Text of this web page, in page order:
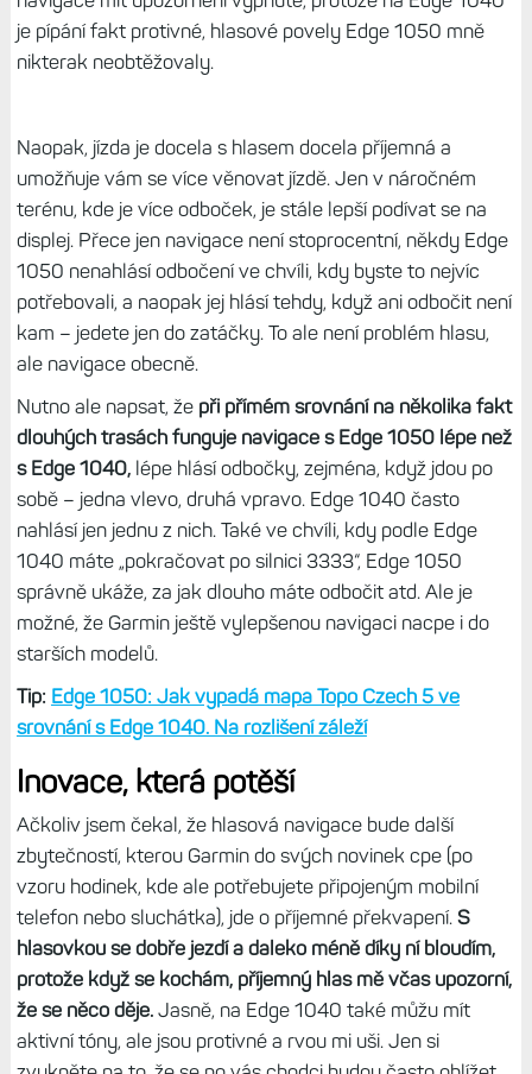
je pípání fakt protivné, hlasové povely Edge 1050 mně
nikterak neobtěžovaly.
Naopak, jízda je docela s hlasem docela příjemná a
umožňuje vám se více věnovat jízdě. Jen v náročném
terénu, kde je více odboček, je stále lepší podívat se na
displej. Přece jen navigace není stoprocentní, někdy Edge
1050 nenahlásí odbočení ve chvíli, kdy byste to nejvíc
potřebovali, a naopak jej hlásí tehdy, když ani odbočit není
kam – jedete jen do zatáčky. To ale není problém hlasu,
ale navigace obecně.
Nutno ale napsat, žepři přímém srovnání na několika fakt
dlouhých trasách funguje navigace s Edge 1050 lépe než
s Edge 1040,
lépe hlásí odbočky, zejména, když jdou po
sobě – jedna vlevo, druhá vpravo. Edge 1040 často
nahlásí jen jednu z nich. Také ve chvíli, kdy podle Edge
1040 máte „pokračovat po silnici 3333“, Edge 1050
správně ukáže, za jak dlouho máte odbočit atd. Ale je
možné, že Garmin ještě vylepšenou navigaci nacpe i do
starších modelů.
Tip:Edge 1050: Jak vypadá mapa Topo Czech 5 ve
srovnání s Edge 1040. Na rozlišení záleží